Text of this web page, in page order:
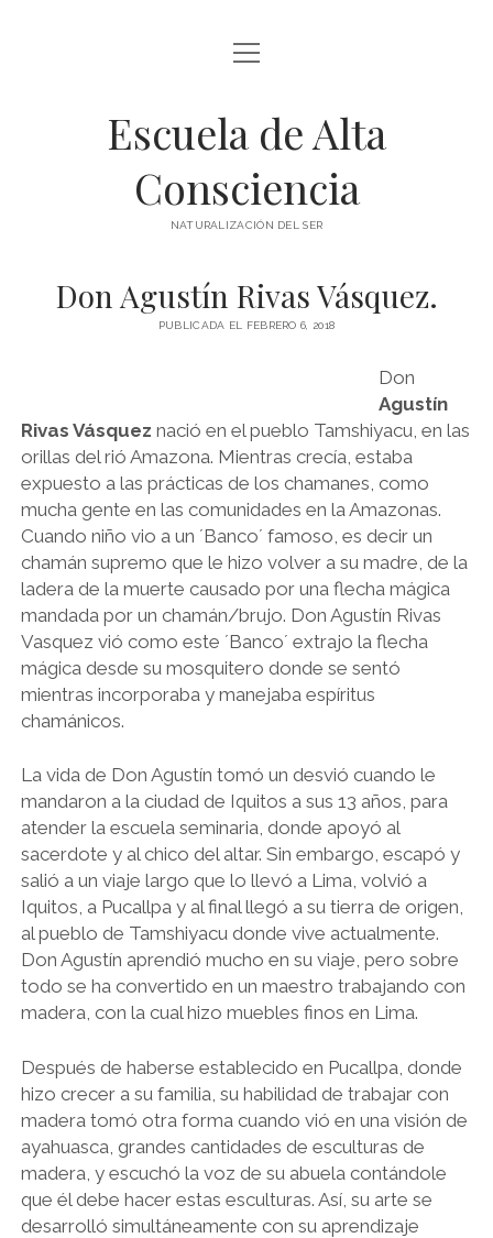
BLOG Y ARTÍCULOS
whatsapp
abrir
menú
Escuela de Alta
Consciencia
NATURALIZACIÓN DEL SER
Don Agustín Rivas Vásquez.
PUBLICADA EL FEBRERO 6, 2018
Don
Agustín
Rivas Vásquez nació en el pueblo Tamshiyacu, en las
orillas del rió Amazona. Mientras crecía, estaba
expuesto a las prácticas de los chamanes, como
mucha gente en las comunidades en la Amazonas.
Cuando niño vio a un ´Banco´ famoso, es decir un
chamán supremo que le hizo volver a su madre, de la
ladera de la muerte causado por una flecha mágica
mandada por un chamán/brujo. Don Agustín Rivas
Vasquez vió como este ´Banco´ extrajo la flecha
mágica desde su mosquitero donde se sentó
mientras incorporaba y manejaba espíritus
chamánicos.
La vida de Don Agustín tomó un desvió cuando le
mandaron a la ciudad de Iquitos a sus 13 años, para
atender la escuela seminaria, donde apoyó al
sacerdote y al chico del altar. Sin embargo, escapó y
salió a un viaje largo que lo llevó a Lima, volvió a
Iquitos, a Pucallpa y al final llegó a su tierra de origen,
al pueblo de Tamshiyacu donde vive actualmente.
Don Agustín aprendió mucho en su viaje, pero sobre
todo se ha convertido en un maestro trabajando con
madera, con la cual hizo muebles finos en Lima.
Después de haberse establecido en Pucallpa, donde
hizo crecer a su familia, su habilidad de trabajar con
madera tomó otra forma cuando vió en una visión de
ayahuasca, grandes cantidades de esculturas de
madera, y escuchó la voz de su abuela contándole
que él debe hacer estas esculturas. Así, su arte se
desarrolló simultáneamente con su aprendizaje